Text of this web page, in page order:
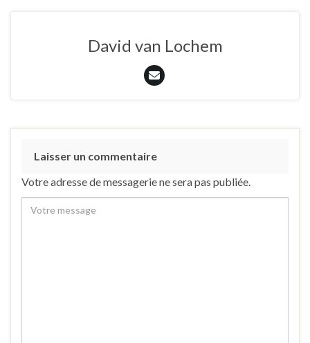
David van Lochem
Laisser un commentaire
Votre adresse de messagerie ne sera pas publiée.